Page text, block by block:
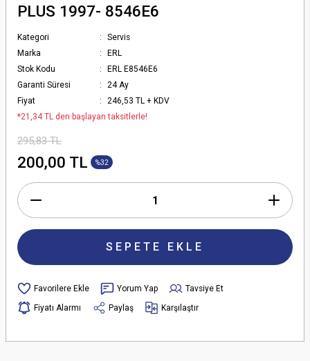
PLUS 1997- 8546E6
Kategori
Servis
Marka
ERL
Stok Kodu
ERL E8546E6
Garanti Süresi
24 Ay
Fiyat
246,53 TL + KDV
*21,34 TL den başlayan taksitlerle!
295,83 TL
200,00 TL %32
SEPETE EKLE
Yorum Yap
Tavsiye Et
Fiyatı Alarmı
Paylaş Karşılaştır